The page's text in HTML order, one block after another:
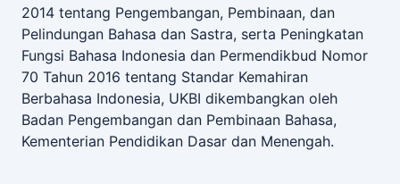
2014 tentang Pengembangan, Pembinaan, dan
Pelindungan Bahasa dan Sastra, serta Peningkatan
Fungsi Bahasa Indonesia dan Permendikbud Nomor
70 Tahun 2016 tentang Standar Kemahiran
Berbahasa Indonesia, UKBI dikembangkan oleh
Badan Pengembangan dan Pembinaan Bahasa,
Kementerian Pendidikan Dasar dan Menengah.